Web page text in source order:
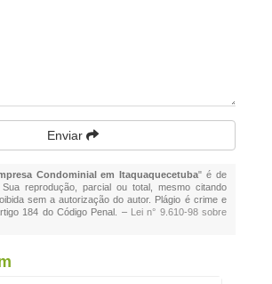
Enviar
Condominial em Itaquaquecetuba" é de
reprodução, parcial ou total, mesmo citando
sem a autorização do autor. Plágio é crime e
184 do Código Penal. – Lei n° 9.610-98 sobre